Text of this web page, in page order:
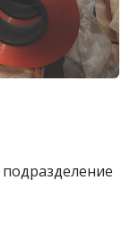
подразделение